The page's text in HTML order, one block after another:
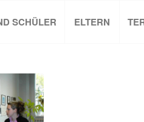
SCHÜLER ELTERN